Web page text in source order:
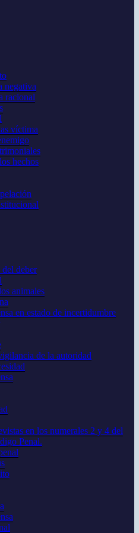
negativa
racional
víctima
hechos
deber
animales
en estado de incertidumbre
de la autoridad
en los numerales 2 y 4 del
Penal.